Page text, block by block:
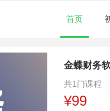
首页
金蝶财务
共1门课程
¥99